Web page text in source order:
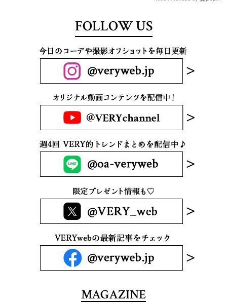
FOLLOW US
MAGAZINE